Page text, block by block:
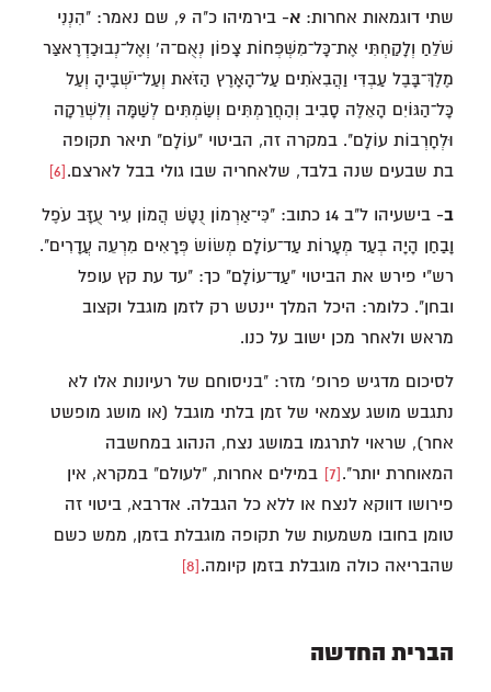
שתי דוגמאות אחרות: א-
בירמיהו כ"ה 9, שם נאמר: "הִנְנִי
שֹׁלֵחַ וְלָקַחְתִּי אֶת־כָּל־מִשְׁפְּחוֹת צָפוֹן נְאֻם־ה' וְאֶל־נְבוּכַדְרֶאצַּר
מֶלֶךְ־בָּבֶל עַבְדִּי וַהֲבִאֹתִים עַל־הָאָרֶץ הַזֹּאת וְעַל־יֹשְׁבֶיהָ וְעַל
כָּל־הַגּוֹיִם הָאֵלֶּה סָבִיב וְהַחֲרַמְתִּים וְשַׂמְתִּים לְשַׁמָּה וְלִשְׁרֵקָה
וּלְחָרְבוֹת עוֹלָם". במקרה זה, הביטוי "עוֹלָם" תיאר תקופה
בת שבעים שנה בלבד, שלאחריה שבו גולי בבל לארצם.[6]
ב-
בישעיהו ל"ב 14 כתוב: "כִּי־אַרְמוֹן נֻטָּשׁ הֲמוֹן עִיר עֻזָּב עֹפֶל
וָבַחַן הָיָה בְעַד מְעָרוֹת עַד־עוֹלָם מְשׂוֹשׂ פְּרָאִים מִרְעֵה עֲדָרִים".
רש"י פירש את הביטוי "עַד־עוֹלָם" כך: "עד עת קץ עופל
ובחן". כלומר: היכל המלך יינטש רק לזמן מוגבל וקצוב
מראש ולאחר מכן ישוב על כנו.
לסיכום מדגיש פרופ' מזר: "בניסוחם של רעיונות אלו לא
נתגבש מושג עצמאי של זמן בלתי מוגבל (או מושג מופשט
אחר), שראוי לתרגמו במושג נצח, הנהוג במחשבה
המאוחרת יותר".[7]
במילים אחרות, "לעולם" במקרא, אין
פירושו דווקא לנצח או ללא כל הגבלה. אדרבא, ביטוי זה
טומן בחובו משמעות של תקופה מוגבלת בזמן, ממש כשם
שהבריאה כולה מוגבלת בזמן קיומה.[8]
הברית החדשה